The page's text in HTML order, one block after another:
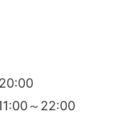
～22:00